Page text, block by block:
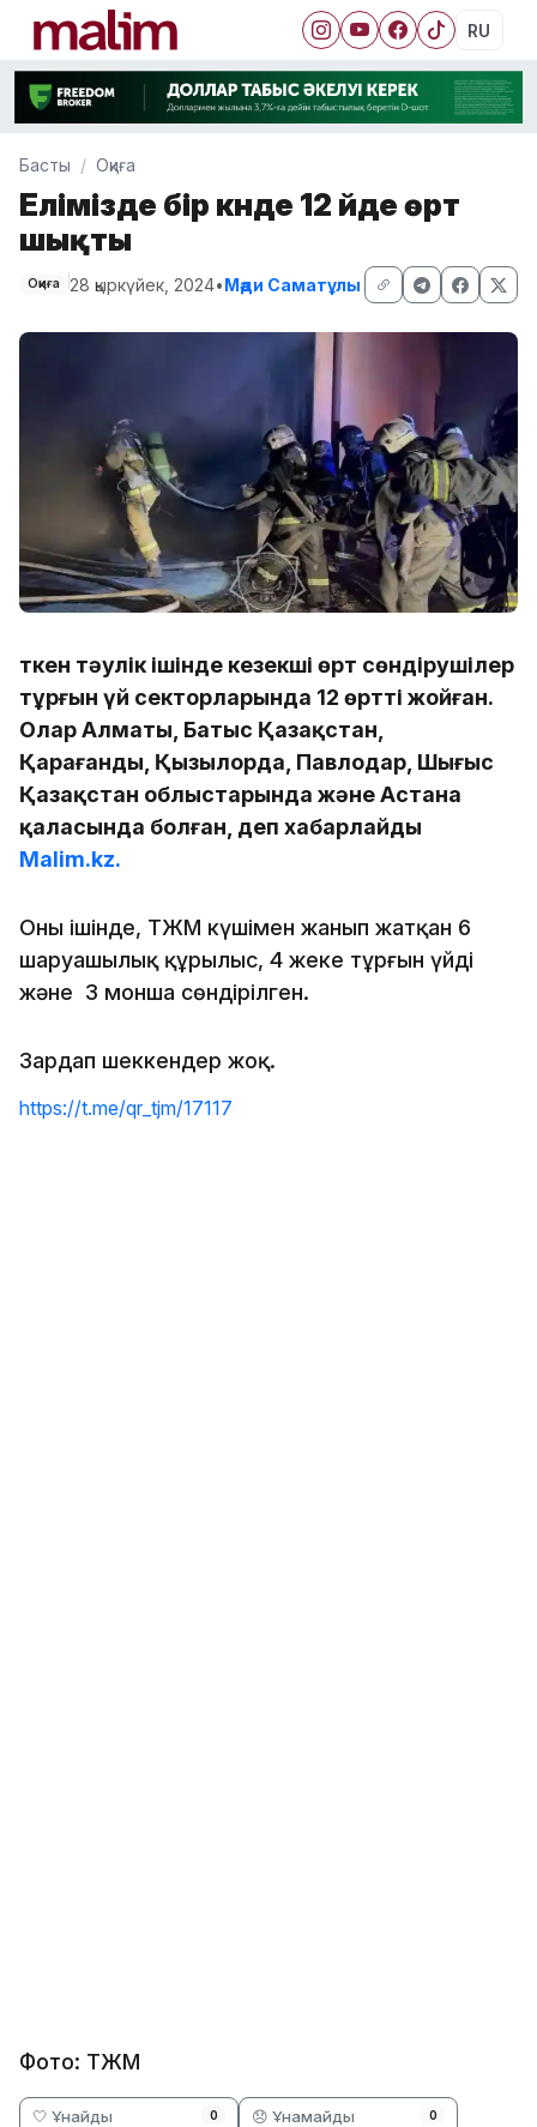
RU
Басты Оқиға
Елімізде бір күнде 12 үйде өрт
шықты
Оқиға 28 қыркүйек, 2024•Мәди Саматұлы
Өткен тәулік ішінде кезекші өрт сөндірушілер
тұрғын үй секторларында 12 өртті жойған.
Олар Алматы, Батыс Қазақстан,
Қарағанды, Қызылорда, Павлодар, Шығыс
Қазақстан облыстарында және Астана
қаласында болған, деп хабарлайды
Malim.kz.
Оның ішінде, ТЖМ күшімен жанып жатқан 6
шаруашылық құрылыс, 4 жеке тұрғын үйдің
және 3 монша сөндірілген.
Зардап шеккендер жоқ.
https://t.me/qr_tjm/17117
Фото: ТЖМ
🤍 Ұнайды 0 😞 Ұнамайды 0